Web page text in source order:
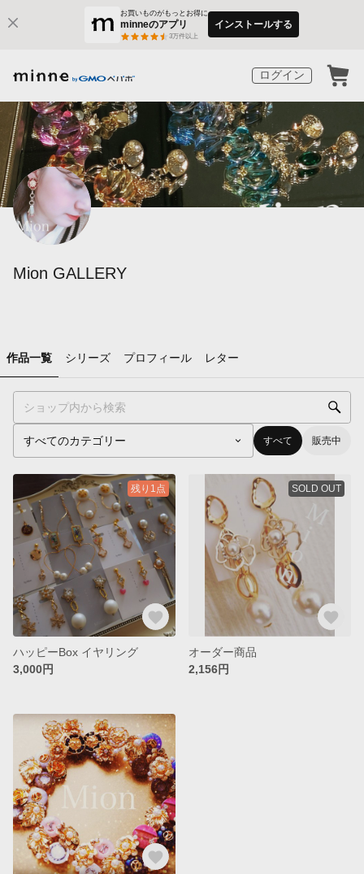
お買いものがもっとお得に
minneのアプリ
3万件以上
インストールする
ログイン
Mion GALLERY
作品一覧 シリーズ プロフィール レター
すべて 販売中
残り1点
ハッピーBox イヤリング
3,000円
SOLD OUT
オーダー商品
2,156円